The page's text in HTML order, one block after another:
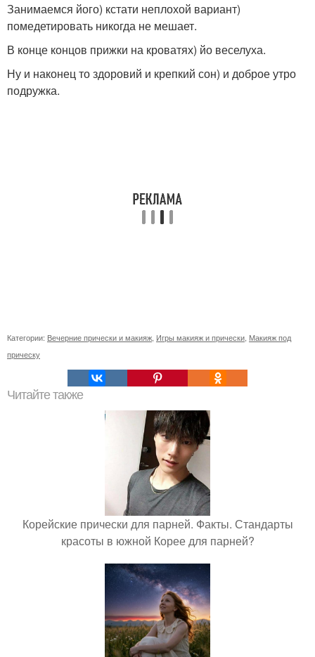
Занимаемся його) кстати неплохой вариант)
помедетировать никогда не мешает.
В конце концов прижки на кроватях) йо веселуха.
Ну и наконец то здоровий и крепкий сон) и доброе утро
подружка.
Категории: Вечерние прически и макияж Игры макияж и прически Макияж под
прическу
Читайте также
Корейские прически для парней. Факты. Стандарты
красоты в южной Корее для парней?